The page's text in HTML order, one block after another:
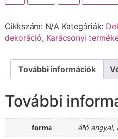
Cikkszám: N/A Kategóriák:
dekoráció, Karácsonyi
További információk
További
forma álló angyal,